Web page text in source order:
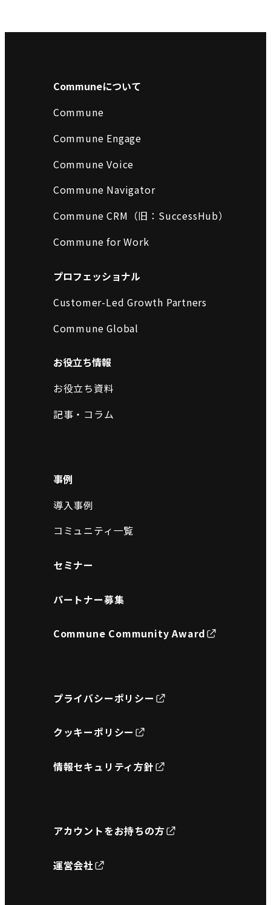
Communeについて
Commune
Commune Engage
Commune Voice
Commune Navigator
Commune CRM（旧：SuccessHub）
Commune for Work
プロフェッショナル
Customer-Led Growth Partners
Commune Global
お役立ち情報
お役立ち資料
記事・コラム
事例
導入事例
コミュニティ一覧
セミナー
パートナー募集
Commune Community Award
プライバシーポリシー
クッキーポリシー
情報セキュリティ方針
アカウントをお持ちの方
運営会社